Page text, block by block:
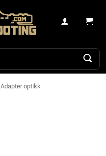
Adapter optikk